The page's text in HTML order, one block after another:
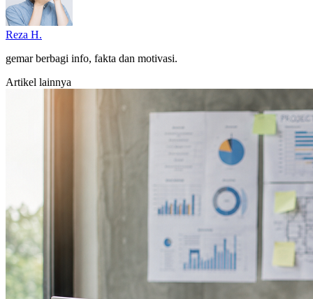
Reza H.
gemar berbagi info, fakta dan motivasi.
Artikel lainnya